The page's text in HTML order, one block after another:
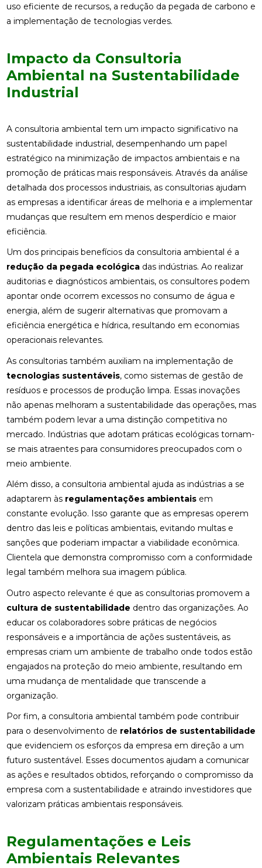
uso eficiente de recursos, a redução da pegada de carbono e
a implementação de tecnologias verdes.
Impacto da Consultoria
Ambiental na Sustentabilidade
Industrial
A consultoria ambiental tem um impacto significativo na
sustentabilidade industrial, desempenhando um papel
estratégico na minimização de impactos ambientais e na
promoção de práticas mais responsáveis. Através da análise
detalhada dos processos industriais, as consultorias ajudam
as empresas a identificar áreas de melhoria e a implementar
mudanças que resultem em menos desperdício e maior
eficiência.
Um dos principais benefícios da consultoria ambiental é a
redução da pegada ecológicadas indústrias. Ao realizar
auditorias e diagnósticos ambientais, os consultores podem
apontar onde ocorrem excessos no consumo de água e
energia, além de sugerir alternativas que promovam a
eficiência energética e hídrica, resultando em economias
operacionais relevantes.
As consultorias também auxiliam na implementação de
tecnologias sustentáveis, como sistemas de gestão de
resíduos e processos de produção limpa. Essas inovações
não apenas melhoram a sustentabilidade das operações, mas
também podem levar a uma distinção competitiva no
mercado. Indústrias que adotam práticas ecológicas tornam-
se mais atraentes para consumidores preocupados com o
meio ambiente.
Além disso, a consultoria ambiental ajuda as indústrias a se
adaptarem às regulamentações ambientaisem
constante evolução. Isso garante que as empresas operem
dentro das leis e políticas ambientais, evitando multas e
sanções que poderiam impactar a viabilidade econômica.
Clientela que demonstra compromisso com a conformidade
legal também melhora sua imagem pública.
Outro aspecto relevante é que as consultorias promovem a
cultura de sustentabilidade dentro das organizações. Ao
educar os colaboradores sobre práticas de negócios
responsáveis e a importância de ações sustentáveis, as
empresas criam um ambiente de trabalho onde todos estão
engajados na proteção do meio ambiente, resultando em
uma mudança de mentalidade que transcende a
organização.
Por fim, a consultoria ambiental também pode contribuir
para o desenvolvimento de relatórios de sustentabilidade
que evidenciem os esforços da empresa em direção a um
futuro sustentável. Esses documentos ajudam a comunicar
as ações e resultados obtidos, reforçando o compromisso da
empresa com a sustentabilidade e atraindo investidores que
valorizam práticas ambientais responsáveis.
Regulamentações e Leis
Ambientais Relevantes